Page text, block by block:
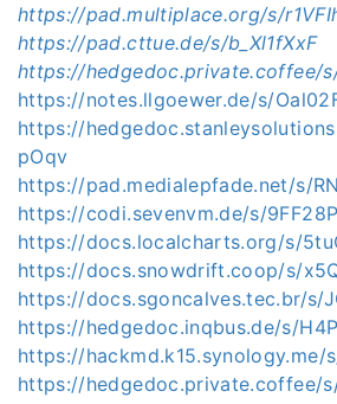
https://pad.multiplace.org/s/
https://pad.cttue.de/s/b_Xl1fXxF
https://hedgedoc.private.coffee/s/
https://notes.llgoewer.de/s/
https://
pOqv
https://pad.medialepfade.net/s/
https://codi.sevenvm.de/s/
https://docs.localcharts.org/s/
https://docs.snowdrift.coop/s/
https://docs.sgoncalves.tec.br/s/
https://hedgedoc.inqbus.de/s/
https://hackmd.k15.synology.me/
https://hedgedoc.private.coffee/